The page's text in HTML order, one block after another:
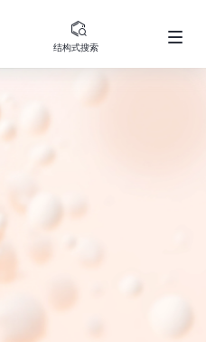
结构式搜索